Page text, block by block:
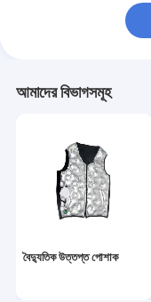
বৈদ্যুতিক গরম করার বালিশ
উষ্ণ প্রাসাদ বেল্ট
অন্যান্য গরম করার পণ্য
আমাদের বিভাগসমূহ
বৈদ্যুতিক উত্তপ্ত পোশাক